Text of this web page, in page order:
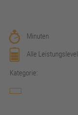
Minuten
Alle Leistungslevel
Kategorie: